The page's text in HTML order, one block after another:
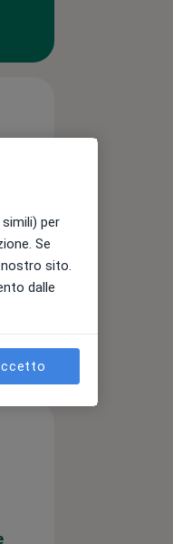
per
Se
sito.
dalle